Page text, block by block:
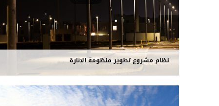
نظام مشروع تطوير منظومة الانارة